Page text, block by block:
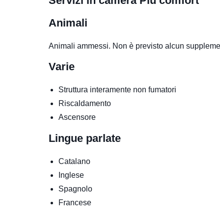
Animali
Animali ammessi. Non è previsto alcun
Varie
Struttura interamente non fumatori
Riscaldamento
Ascensore
Lingue parlate
Catalano
Inglese
Spagnolo
Francese